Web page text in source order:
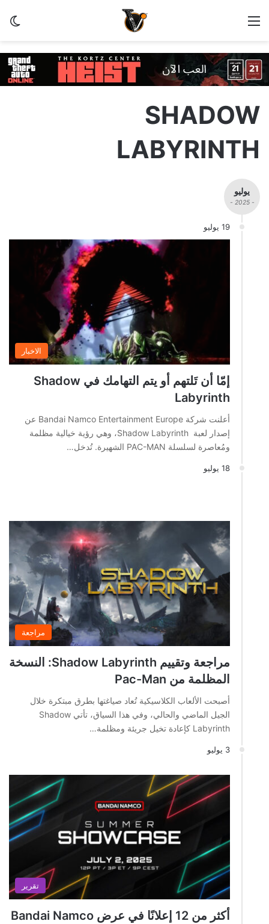
القائمة
SHADOW
LABYRINTH
يوليو
- 2025 -
19 يوليو
الاخبار
إمّا أن تَلتهم أو يتم التهامك في Shadow
Labyrinth
أعلنت شركة Bandai Namco Entertainment Europe عن
إصدار لعبة Shadow Labyrinth، وهي رؤية خيالية مظلمة
ومُعاصرة لسلسلة PAC-MAN الشهيرة. تُدخل…
18 يوليو
مراجعة
مراجعة وتقييم Shadow Labyrinth: النسخة
المظلمة من Pac-Man
أصبحت الألعاب الكلاسيكية تُعاد صياغتها بطرق مبتكرة خلال
الجيل الماضي والحالي، وفي هذا السياق، تأتي Shadow
Labyrinth كإعادة تخيل جريئة ومظلمة…
3 يوليو
تقرير
أكثر من 12 إعلانًا في عرض Bandai Namco